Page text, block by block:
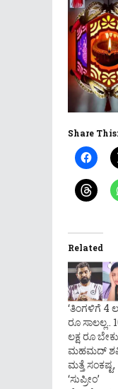
Share This:
Related
‘ತಿಂಗಳಿಗೆ 4
ರೂ ಸಾಲಲ್ಲ..
ಲಕ್ಷ ರೂ
ಮಹಮದ್
ಮತ್ತೆ ಸಂಕಷ್ಟ,
‘ಸುಪ್ರೀಂ’